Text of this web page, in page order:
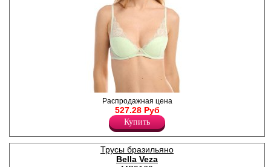
Бюстгальтер-балконет
женский с формованными
чашками из кружевного
полотна. Бретели
регулируются по длине, НЕ
съемные.
Полиамид 81%
Эластан 19%
Распродажная цена
527.28 Руб
Купить
Трусы бразильяно
Bella Veza